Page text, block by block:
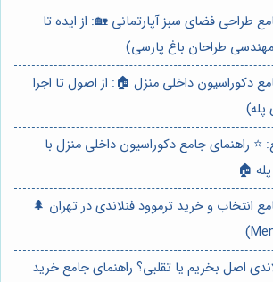
طراحی فضای سبز آپارتمانی 🏡: از ایده تا
مهندسی طراحان باغ پارسی)
دکوراسیون داخلی منزل 🏠: از اصول تا اجرا
پله)
⭐️ راهنمای جامع دکوراسیون داخلی منزل با
🏠
انتخاب و خرید ترموود فنلاندی در تهران 🌲
اصل بخریم یا تقلبی؟ راهنمای جامع خرید